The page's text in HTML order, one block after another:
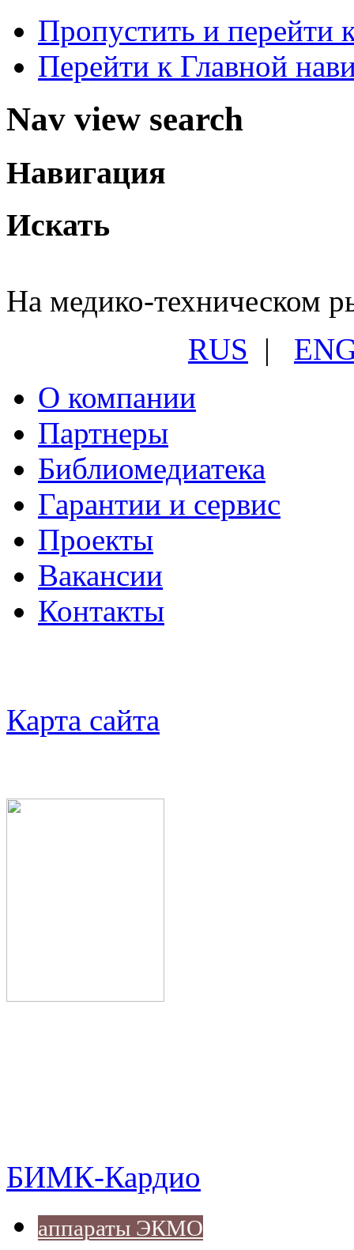
Пропустить и перейти
Перейти к Главной
Nav view search
Навигация
Искать
На медико-техническом
RUS |
О компании
Партнеры
Библиомедиатека
Гарантии и сервис
Проекты
Вакансии
Контакты
Карта сайта
БИМК-Кардио
аппараты ЭКМО